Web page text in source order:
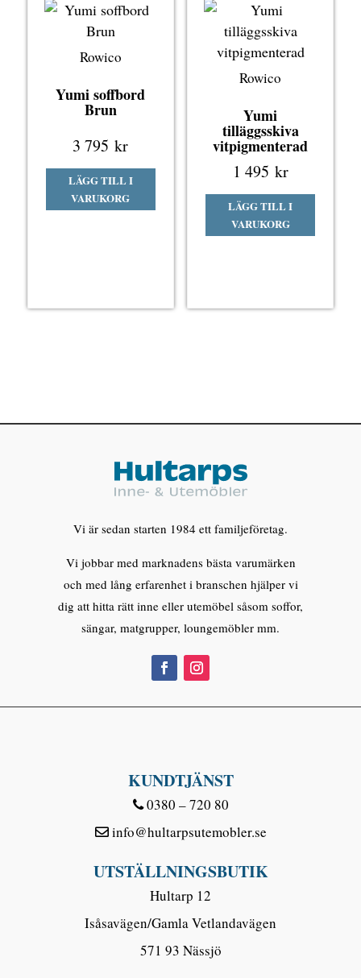
Rowico
Yumi soffbord
Brun
3 795kr
LÄGG TILL I
VARUKORG
Rowico
Yumi
tilläggsskiva
vitpigmenterad
1 495 kr
LÄGG TILL I
VARUKORG
Vi är sedan starten 1984 ett familjeföretag.
Vi jobbar med marknadens bästa varumärken
och med lång erfarenhet i branschen hjälper vi
dig att hitta rätt inne eller utemöbel såsom soffor,
sängar, matgrupper, loungemöbler mm.
KUNDTJÄNST
0380 – 720 80
info@hultarpsutemobler.se
UTSTÄLLNINGSBUTIK
Hultarp 12
Isåsavägen/Gamla Vetlandavägen
571 93 Nässjö